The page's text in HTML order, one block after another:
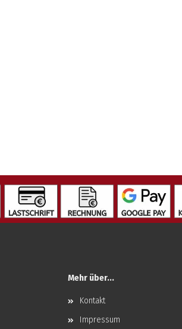
Mehr über...
Kontakt
Impressum